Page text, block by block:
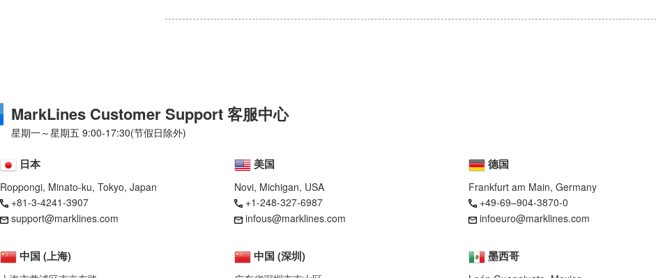
MarkLines Customer Support 客服中心
星期一～星期五 9:00-17:30(节假日除外)
日本
Roppongi, Minato-ku, Tokyo, Japan
+81-3-4241-3907
support@marklines.com
美国
Novi, Michigan, USA
+1-248-327-6987
infous@marklines.com
墨西哥
德国
Frankfurt am Main, Germany
+49-69–904-3870-0
infoeuro@marklines.com
中国 (上海) 中国 (深圳)